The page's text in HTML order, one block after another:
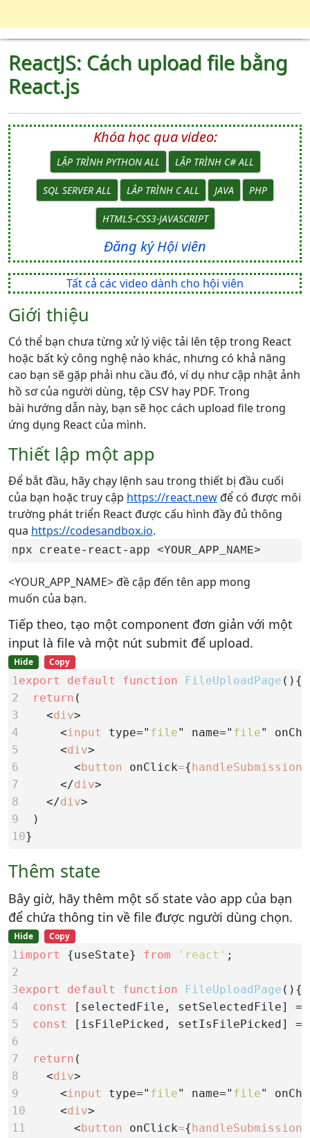
ReactJS: Cách upload file bằng
React.js
Khóa học qua video:
LẬP TRÌNH PYTHON ALL LẬP TRÌNH C# ALL
SQL SERVER ALL LẬP TRÌNH C ALL JAVA PHP
HTML5-CSS3-JAVASCRIPT
Đăng ký Hội viên
Tất cả các video dành cho hội viên
Giới thiệu
Có thể bạn chưa từng xử lý việc tải lên tệp trong React
hoặc bất kỳ công nghệ nào khác, nhưng có khả năng
cao bạn sẽ gặp phải nhu cầu đó, ví dụ như cập nhật ảnh
hồ sơ của người dùng, tệp CSV hay PDF. Trong
bài hướng dẫn này, bạn sẽ học cách upload file trong
ứng dụng React của mình.
Thiết lập một app
Để bắt đầu, hãy chạy lệnh sau trong thiết bị đầu cuối
của bạn hoặc truy cập https://react.newđể có được môi
trường phát triển React được cấu hình đầy đủ thông
qua https://codesandbox.io.
npx create-react-app <YOUR_APP_NAME>
<YOUR_APP_NAME> đề cập đến tên app mong
muốn của bạn.
Tiếp theo, tạo một component đơn giản với một
input là file và một nút submit để upload.
Hide Copy
1export default function FileUploadPage
2
return
3
    <
div
4 <input type=" file" name=" file"
5 <div
6 < button onClick={ handleSubmission
7 </div
8 </div
9
10}
Thêm state
Bây giờ, hãy thêm một số state vào app của bạn
để chứa thông tin về file được người dùng chọn.
Hide Copy
1import {useState} from 'react'
2
3export default function FileUploadPage
4
const [selectedFile, setSelectedFile] =
5
const [isFilePicked, setIsFilePicked] =
6
7
return
8
    <
div
9 <input type=" file" name=" file"
10 <div
11 < button onClick={ handleSubmission